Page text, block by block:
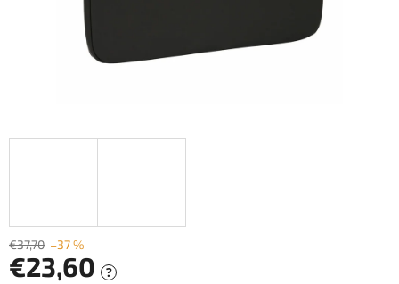
€37,70 –37 %
€23,60 ?